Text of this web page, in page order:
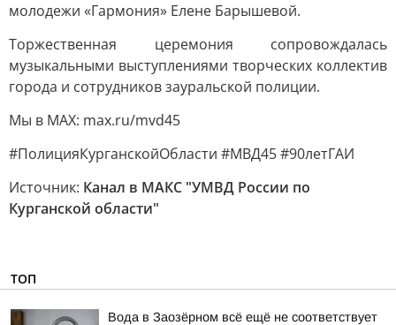
молодежи «Гармония» Елене Барышевой.
Торжественная церемония сопровождалась
музыкальными выступлениями творческих коллектив
города и сотрудников зауральской полиции.
Мы в MAX: max.ru/mvd45
#ПолицияКурганскойОбласти #МВД45 #90летГАИ
Источник: Канал в МАКС "УМВД России по
Курганской области"
ТОП
Вода в Заозёрном всё ещё не соответствует